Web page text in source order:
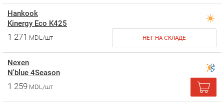
Hankook
Kinergy Eco K425
1 271 MDL/шт НЕТ НА СКЛАДЕ
Nexen
N'blue 4Season
1 259 MDL/шт